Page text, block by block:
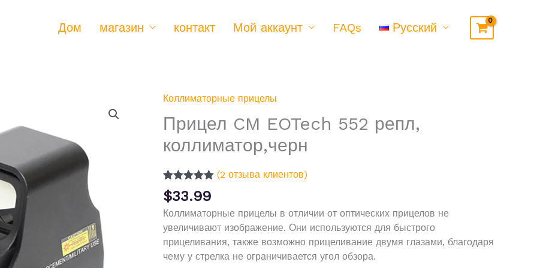
Дом магазин контакт Мой аккаунт FAQs Русский
Коллиматорные прицелы
Прицел CM EOTech 552 репл,
коллиматор,черн
Рейтинг
5.00из 5 на
основе
опроса
2
пользователей
(2 отзыва клиентов)
$33.99
Коллиматорные прицелы в отличии от оптических прицелов не
увеличивают изображение. Они используются для быстрого
прицеливания, также возможно прицеливание двумя глазами, благодаря
чему у стрелка не ограничивается угол обзора.
Количество
товара
Прицел
CM
552
коллиматор,черн